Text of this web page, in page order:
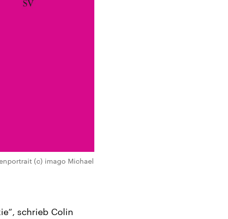
(c) imago Michael
schrieb Colin